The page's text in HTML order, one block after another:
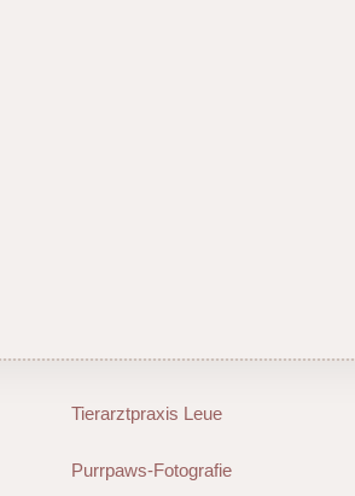
Tierarztpraxis Leue
Purrpaws-Fotografie